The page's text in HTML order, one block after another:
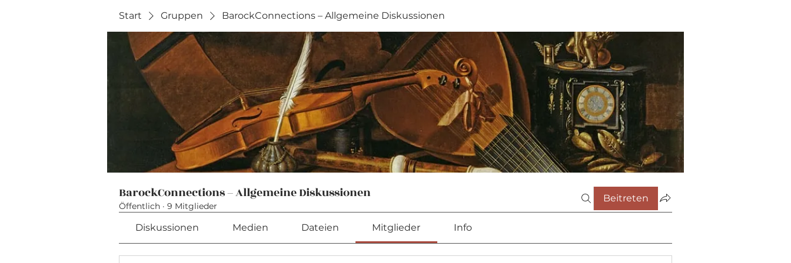
Start Gruppen BarockConnections – Allgemeine Diskussionen
BarockConnections – Allgemeine Diskussionen
Öffentlich · 9 Mitglieder
Beitreten
Diskussionen Medien Dateien Mitglieder Info